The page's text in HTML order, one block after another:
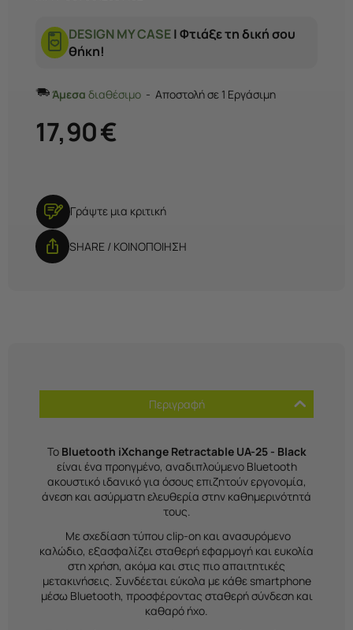
DESIGN MY CASE| Φτιάξε τη δική σου
θήκη!
Άμεσα διαθέσιμο Αποστολή σε 1 Εργάσιμη
17,90€
Γράψτε μια κριτική
SHARE / ΚΟΙΝΟΠΟΙΗΣΗ
Περιγραφή
Το Bluetooth iXchange Retractable UA-25 - Black
είναι ένα προηγμένο, αναδιπλούμενο Bluetooth
ακουστικό ιδανικό για όσους επιζητούν εργονομία,
άνεση και ασύρματη ελευθερία στην καθημερινότητά
τους.
Με σχεδίαση τύπου clip-on και ανασυρόμενο
καλώδιο, εξασφαλίζει σταθερή εφαρμογή και ευκολία
στη χρήση, ακόμα και στις πιο απαιτητικές
μετακινήσεις. Συνδέεται εύκολα με κάθε smartphone
μέσω Bluetooth, προσφέροντας σταθερή σύνδεση και
καθαρό ήχο.